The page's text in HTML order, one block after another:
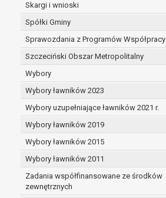
Skargi i wnioski
Spółki Gminy
Sprawozdania z Programów Współpracy
Szczeciński Obszar Metropolitalny
Wybory
Wybory ławników 2023
Wybory uzupełniające ławników 2021 r.
Wybory ławników 2019
Wybory ławników 2015
Wybory ławników 2011
Zadania współfinansowane ze środków
zewnętrznych